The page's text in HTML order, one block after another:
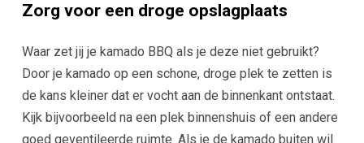
Zorg voor een droge opslagplaats
Waar zet jij je kamado BBQ als je deze niet gebruikt?
Door je kamado op een schone, droge plek te zetten is
de kans kleiner dat er vocht aan de binnenkant ontstaat.
Kijk bijvoorbeeld na een plek binnenshuis of een andere
goed geventileerde ruimte. Als je de kamado buiten wil